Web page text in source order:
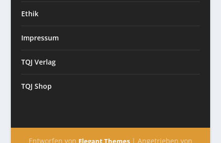
Ethik
Impressum
TQJ Verlag
TQJ Shop
Entworfen von Elegant Themes| Angetrieben von